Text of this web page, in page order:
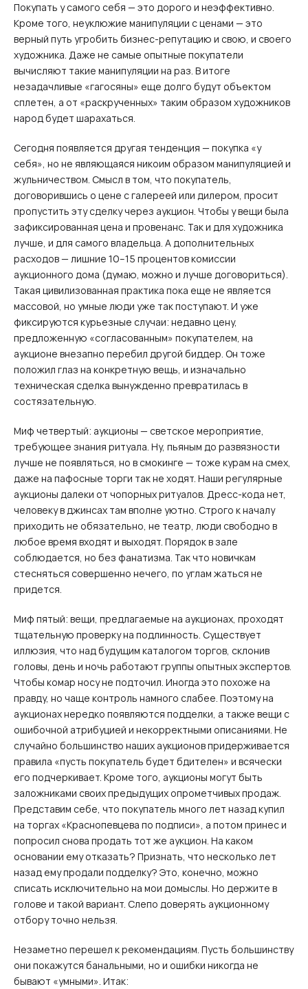
Покупать у самого себя — это дорого и неэффективно.
Кроме того, неуклюжие манипуляции с ценами — это
верный путь угробить бизнес-репутацию и свою, и своего
художника. Даже не самые опытные покупатели
вычисляют такие манипуляции на раз. В итоге
незадачливые «гагосяны» еще долго будут объектом
сплетен, а от «раскрученных» таким образом художников
народ будет шарахаться.
Сегодня появляется другая тенденция — покупка «у
себя», но не являющаяся никоим образом манипуляцией и
жульничеством. Смысл в том, что покупатель,
договорившись о цене с галереей или дилером, просит
пропустить эту сделку через аукцион. Чтобы у вещи была
зафиксированная цена и провенанс. Так и для художника
лучше, и для самого владельца. А дополнительных
расходов — лишние 10–15 процентов комиссии
аукционного дома (думаю, можно и лучше договориться).
Такая цивилизованная практика пока еще не является
массовой, но умные люди уже так поступают. И уже
фиксируются курьезные случаи: недавно цену,
предложенную «согласованным» покупателем, на
аукционе внезапно перебил другой биддер. Он тоже
положил глаз на конкретную вещь, и изначально
техническая сделка вынужденно превратилась в
состязательную.
Миф четвертый: аукционы — светское мероприятие,
требующее знания ритуала. Ну, пьяным до развязности
лучше не появляться, но в смокинге — тоже курам на смех,
даже на пафосные торги так не ходят. Наши регулярные
аукционы далеки от чопорных ритуалов. Дресс-кода нет,
человеку в джинсах там вполне уютно. Строго к началу
приходить не обязательно, не театр, люди свободно в
любое время входят и выходят. Порядок в зале
соблюдается, но без фанатизма. Так что новичкам
стесняться совершенно нечего, по углам жаться не
придется.
Миф пятый: вещи, предлагаемые на аукционах, проходят
тщательную проверку на подлинность. Существует
иллюзия, что над будущим каталогом торгов, склонив
головы, день и ночь работают группы опытных экспертов.
Чтобы комар носу не подточил. Иногда это похоже на
правду, но чаще контроль намного слабее. Поэтому на
аукционах нередко появляются подделки, а также вещи с
ошибочной атрибуцией и некорректными описаниями. Не
случайно большинство наших аукционов придерживается
правила «пусть покупатель будет бдителен» и всячески
его подчеркивает. Кроме того, аукционы могут быть
заложниками своих предыдущих опрометчивых продаж.
Представим себе, что покупатель много лет назад купил
на торгах «Краснопевцева по подписи», а потом принес и
попросил снова продать тот же аукцион. На каком
основании ему отказать? Признать, что несколько лет
назад ему продали подделку? Это, конечно, можно
списать исключительно на мои домыслы. Но держите в
голове и такой вариант. Слепо доверять аукционному
отбору точно нельзя.
Незаметно перешел к рекомендациям. Пусть большинству
они покажутся банальными, но и ошибки никогда не
бывают «умными». Итак: